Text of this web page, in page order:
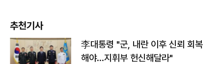
추천기사
李대통령 "군, 내란 이후 신뢰 회복
해야…지휘부 헌신해달라"